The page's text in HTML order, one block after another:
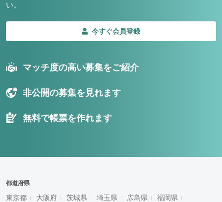
い。
今すぐ会員登録
マッチ度の高い募集をご紹介
非公開の募集を見れます
無料で帳票を作れます
都道府県
東京都 大阪府 茨城県 埼玉県 広島県 福岡県